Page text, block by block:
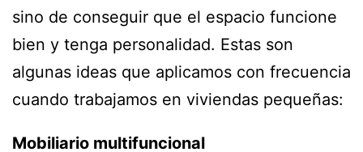
sino de conseguir que el espacio funcione
bien y tenga personalidad. Estas son
algunas ideas que aplicamos con frecuencia
cuando trabajamos en viviendas pequeñas:
Mobiliario multifuncional